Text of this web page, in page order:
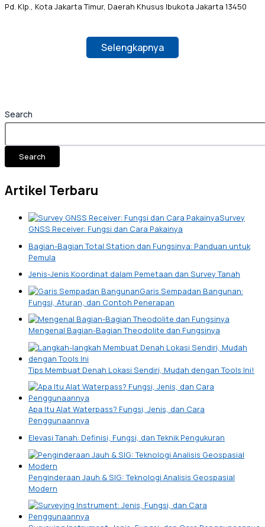
Search
Search
Artikel Terbaru
Survey
GNSS Receiver: Fungsi dan Cara Pakainya
Bagian-Bagian Total Station dan Fungsinya: Panduan untuk
Pemula
Jenis-Jenis Koordinat dalam Pemetaan dan Survey Tanah
Garis Sempadan Bangunan:
Fungsi, Aturan, dan Contoh Penerapan
Mengenal Bagian-Bagian Theodolite dan Fungsinya
Tips Membuat Denah Lokasi Sendiri, Mudah dengan Tools Ini!
Apa Itu Alat Waterpass? Fungsi, Jenis, dan Cara
Penggunaannya
Elevasi Tanah: Definisi, Fungsi, dan Teknik Pengukuran
Penginderaan Jauh & SIG: Teknologi Analisis Geospasial
Modern
Pd. Klp., Kota Jakarta Timur, Daerah Khusus Ibukota Jakarta 13450
Selengkapnya